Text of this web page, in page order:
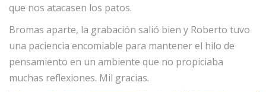
que nos atacasen los patos.
Bromas aparte, la grabación salió bien y Roberto tuvo
una paciencia encomiable para mantener el hilo de
pensamiento en un ambiente que no propiciaba
muchas reflexiones. Mil gracias.